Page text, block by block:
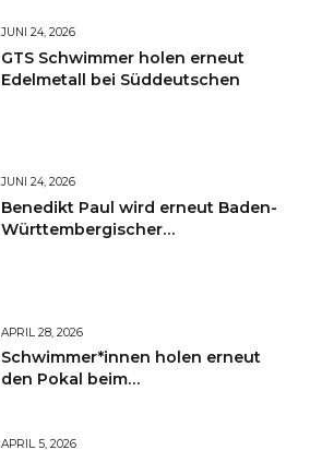
JUNI 24, 2026
GTS Schwimmer holen erneut
Edelmetall bei Süddeutschen
JUNI 24, 2026
Benedikt Paul wird erneut Baden-
Württembergischer
APRIL 28, 2026
Schwimmer*innen holen erneut
den Pokal beim
APRIL 5, 2026